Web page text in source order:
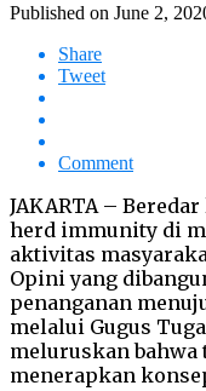
Published on June 2,
Share
Tweet
Comment
JAKARTA –
herd immunity di
aktivitas
Opini yang
penanganan
melalui Gugus
meluruskan bahwa
menerapkan